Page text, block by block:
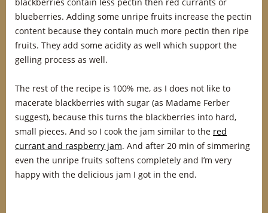
blueberries. Adding some unripe fruits increase the pectin
content because they contain much more pectin then ripe
fruits. They add some acidity as well which support the
gelling process as well.
The rest of the recipe is 100% me, as I does not like to
macerate blackberries with sugar (as Madame Ferber
suggest), because this turns the blackberries into hard,
small pieces. And so I cook the jam similar to the red
currant and raspberry jam. And after 20 min of simmering
even the unripe fruits softens completely and I’m very
happy with the delicious jam I got in the end.